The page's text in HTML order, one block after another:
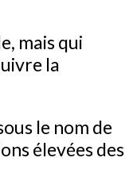
mais qui
la
le nom de
élevées des